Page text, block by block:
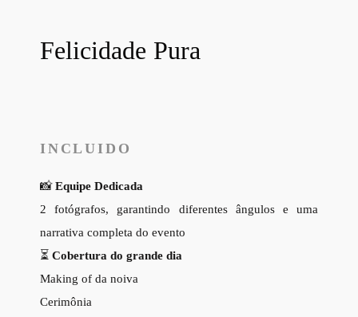
Felicidade Pura
INCLUIDO
📸Equipe Dedicada
2 fotógrafos, garantindo diferentes ângulos e uma
narrativa completa do evento
⏳ Cobertura do grande dia
Making of da noiva
Cerimônia